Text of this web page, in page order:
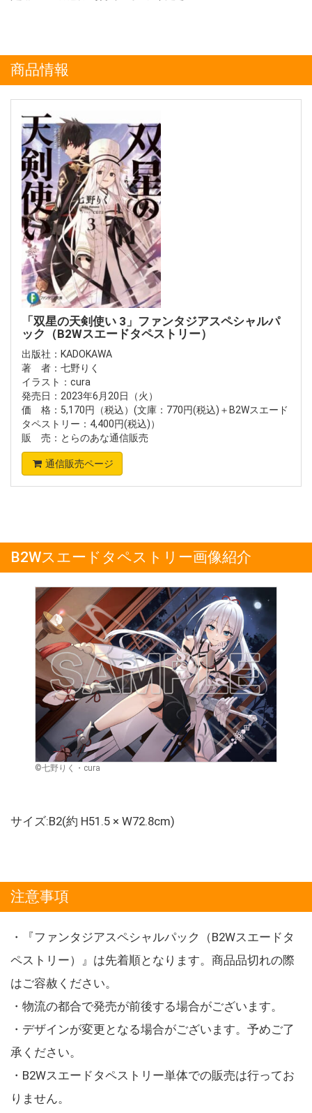
商品情報
「双星の天剣使い 3」ファンタジアスペシャルパ
ック（B2Wスエードタペストリー）
出版社：KADOKAWA
著 者：七野りく
イラスト：cura
発売日：2023年6月20日（火）
価 格：5,170円（税込）(文庫：770円(税込)＋B2Wスエード
タペストリー：4,400円(税込)）
販 売：とらのあな通信販売
通信販売ページ
B2Wスエードタペストリー画像紹介
©七野りく・cura
サイズ:B2(約 H51.5 × W72.8cm)
注意事項
・『ファンタジアスペシャルパック（B2Wスエードタ
ペストリー）』は先着順となります。商品品切れの際
はご容赦ください。
・物流の都合で発売が前後する場合がございます。
・デザインが変更となる場合がございます。予めご了
承ください。
・B2Wスエードタペストリー単体での販売は行ってお
りません。